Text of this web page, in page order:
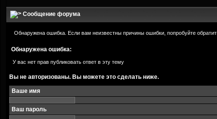
Сообщение форума
Обнаружена ошибка. Если вам неизвестны причины ошибки, попробуйте
Обнаружена ошибка:
У вас нет прав публиковать ответ в эту тему
Вы не авторизованы. Вы можете это сделать ниже.
Ваше имя
Ваш пароль